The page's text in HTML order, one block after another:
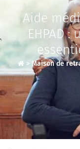
Aide
EHPAD
>Maison de